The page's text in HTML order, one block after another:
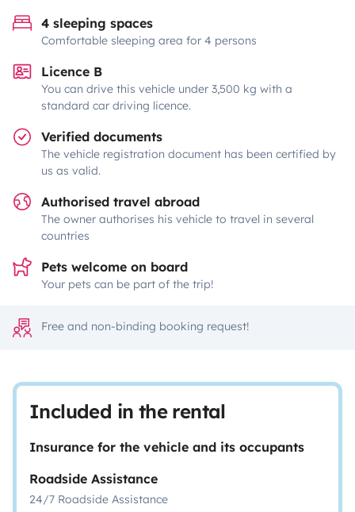
4 sleeping spaces
Comfortable sleeping area for 4 persons
Licence B
You can drive this vehicle under 3,500 kg with a
standard car driving licence.
Verified documents
The vehicle registration document has been certified by
us as valid.
Authorised travel abroad
The owner authorises his vehicle to travel in several
countries
Pets welcome on board
Your pets can be part of the trip!
Free and non-binding booking request!
Included in the rental
Insurance for the vehicle and its occupants
Roadside Assistance
24/7 Roadside Assistance